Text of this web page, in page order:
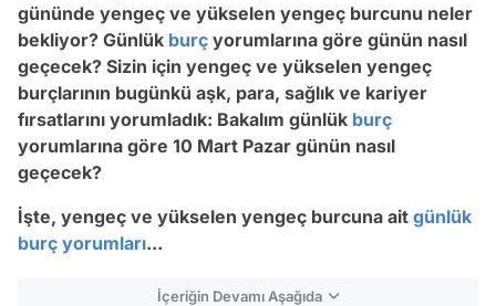
gününde yengeç ve yükselen yengeç burcunu neler
bekliyor? Günlük burç yorumlarına göre günün nasıl
geçecek? Sizin için yengeç ve yükselen yengeç
burçlarının bugünkü aşk, para, sağlık ve kariyer
fırsatlarını yorumladık: Bakalım günlük burç
yorumlarına göre 10 Mart Pazar günün nasıl
geçecek?
İşte, yengeç ve yükselen yengeç burcuna ait günlük
burç yorumları...
İçeriğin Devamı Aşağıda